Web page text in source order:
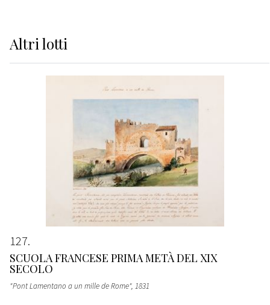
Altrilotti
127
SCUOLA FRANCESE PRIMA METÀ DEL XIX
SECOLO
"Pont Lamentano a un mille de Rome", 1831